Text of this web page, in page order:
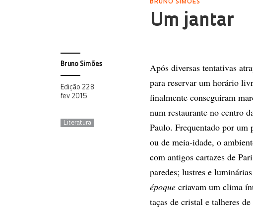
BRUNO SIMÕES
Um jantar
Bruno Simões
Edição 228
fev 2015
Literatura
Após diversas tentativas
para reservar um horário
finalmente conseguiram
num restaurante no centro
Paulo. Frequentado por um
ou de meia-idade, o
com antigos cartazes de
paredes; lustres e
époque criavam um clima
taças de cristal e talheres